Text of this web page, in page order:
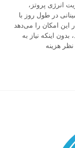
انرژی پروتز،
در طول روز با
این امکان را می‌دهد
اینکه نیاز به
هزینه